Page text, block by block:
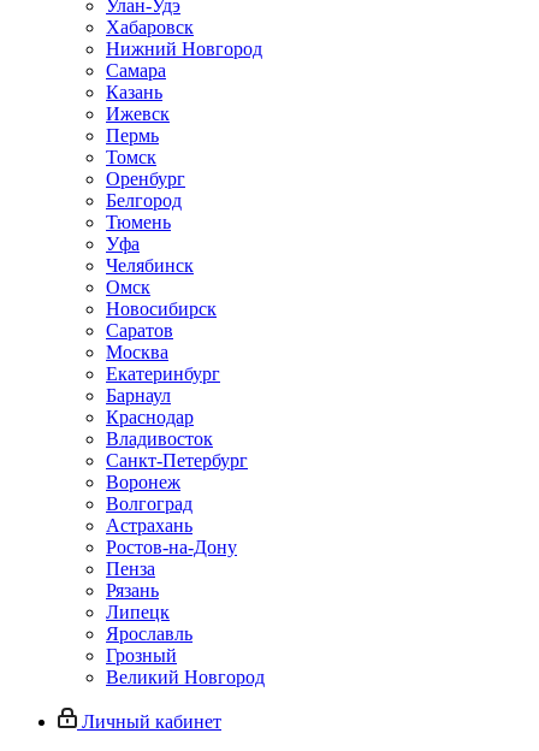
Улан-Удэ
Хабаровск
Нижний Новгород
Самара
Казань
Ижевск
Пермь
Томск
Оренбург
Белгород
Тюмень
Уфа
Челябинск
Омск
Новосибирск
Саратов
Москва
Екатеринбург
Барнаул
Краснодар
Владивосток
Санкт-Петербург
Воронеж
Волгоград
Астрахань
Ростов-на-Дону
Пенза
Рязань
Липецк
Ярославль
Грозный
Великий Новгород
Личный кабинет